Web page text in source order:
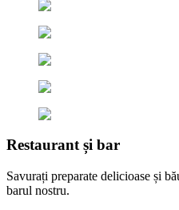
Restaurant și bar
Savurați preparate delicioase și
barul nostru.